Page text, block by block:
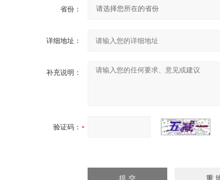
省份：
详细地址：
补充说明：
验证码：